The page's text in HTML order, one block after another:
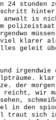
24
schritt
is
viel klarer
geleit
irgendwie
der
wir
in den
traut